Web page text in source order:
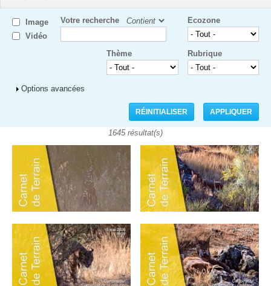
Image
Vidéo
Votre recherche Ecozone
Rubrique
Thème
Afficher
Options avancées
1645 résultat(s)
Pages